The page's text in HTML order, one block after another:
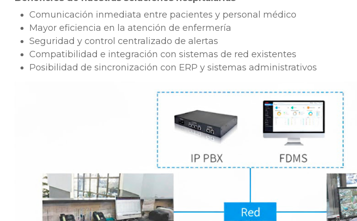
Comunicación inmediata entre pacientes y personal médico
Mayor eficiencia en la atención de enfermería
Seguridad y control centralizado de alertas
Compatibilidad e integración con sistemas de red existentes
Posibilidad de sincronización con ERP y sistemas administrativos